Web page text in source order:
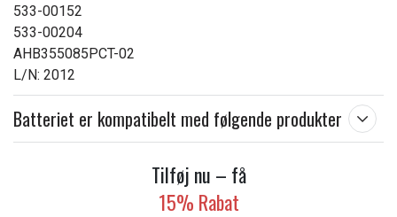
533-00152
533-00204
AHB355085PCT-02
L/N: 2012
Batteriet er kompatibelt med følgende produkter
Tilføj nu – få
15% Rabat